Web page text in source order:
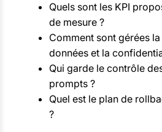
Quels sont les KPI
de mesure ?
Comment sont gérées
données et la
Qui garde le contrôle
prompts ?
Quel est le plan de
?